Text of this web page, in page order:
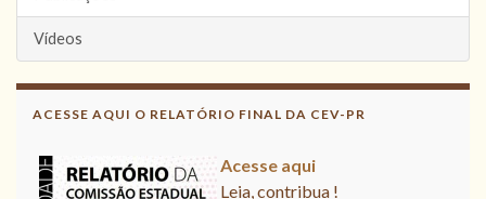
Vídeos
ACESSE AQUI O RELATÓRIO FINAL DA CEV-PR
Acesse aqui
Leia, contribua !